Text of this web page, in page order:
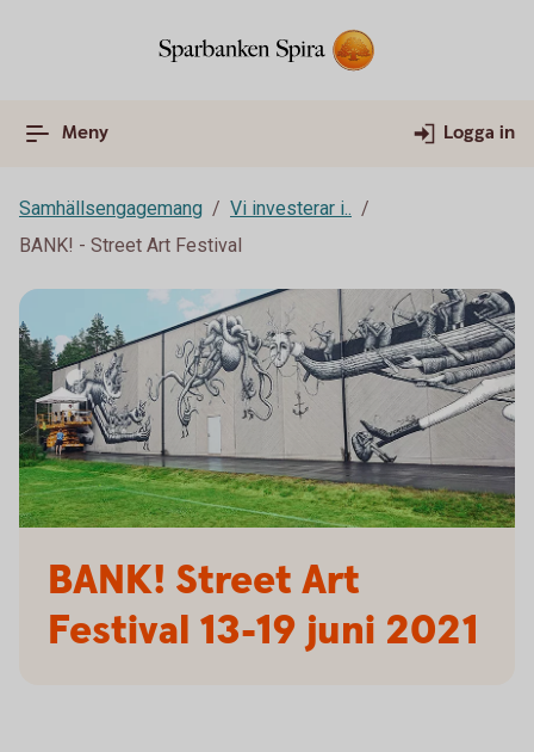
Meny Logga in
Samhällsengagemang
Vi investerar i..
BANK! - Street Art Festival
BANK! Street Art
Festival 13-19 juni 2021